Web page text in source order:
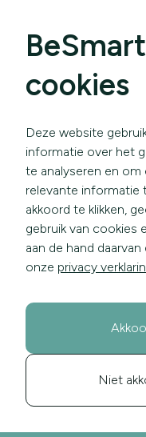
cookies
Deze website
informatie over het
te analyseren en
relevante informatie
akkoord te klikken,
gebruik van cookies
aan de hand
onze privacy
Niet